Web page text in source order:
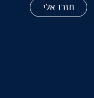
חזרו אלי